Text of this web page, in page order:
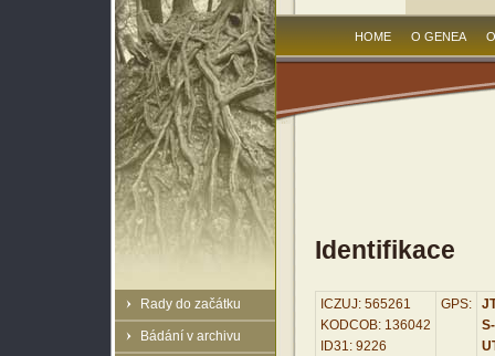
Rady do začátku
Bádání v archivu
HOME O GENEA
Identifikace
ICZUJ: 565261
KODCOB: 136042
ID31: 9226
GPS: